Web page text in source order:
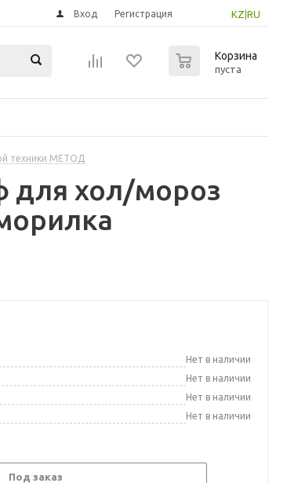
KZ RU
Вход Регистрация
Корзина
пуста
техники МЕТОД
для хол/мороз
Нет в наличии
Нет в наличии
Нет в наличии
Нет в наличии
Под заказ